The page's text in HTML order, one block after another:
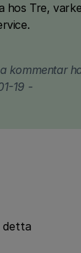
hos Tre,
kommentar
19 -
detta